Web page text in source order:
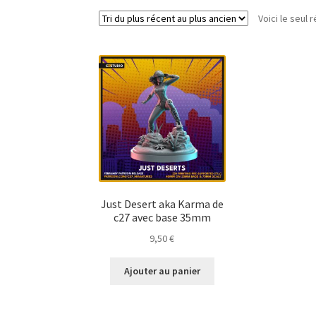
Voici le seul
Just Desert aka Karma de
c27 avec base 35mm
9,50€
Ajouter au panier